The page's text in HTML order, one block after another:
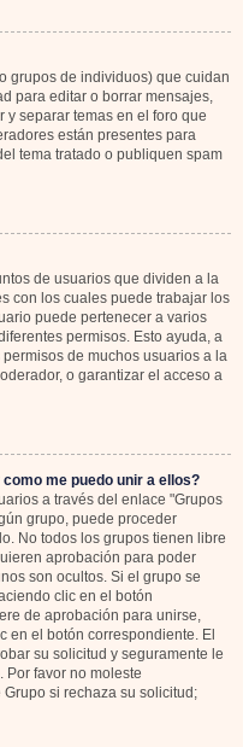
grupos de individuos) que cuidan
para editar o borrar mensajes,
y separar temas en el foro que
están presentes para
tema tratado o publiquen spam
de usuarios que dividen a la
con los cuales puede trabajar los
puede pertenecer a varios
permisos. Esto ayuda, a
de muchos usuarios a la
o garantizar el acceso a
me puedo unir a ellos?
a través del enlace "Grupos
grupo, puede proceder
No todos los grupos tienen libre
aprobación para poder
son ocultos. Si el grupo se
clic en el botón
de aprobación para unirse,
en el botón correspondiente. El
su solicitud y seguramente le
favor no moleste
si rechaza su solicitud;